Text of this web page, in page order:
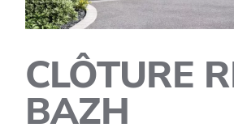
CLÔTURE
BAZH